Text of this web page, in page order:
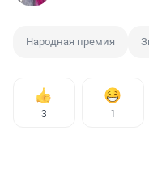
Народная премия
3 1